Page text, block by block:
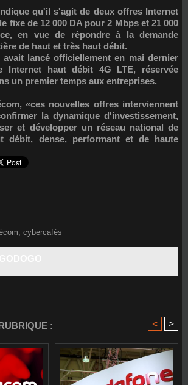
qu'il s'agit de deux offres Internet
fixe de 12 000 DA pour 2 Mbps et 21 000
en vue de répondre à la demande
de haut et très haut débit.
avait lancé officiellement en mai dernier
Internet haut débit 4G LTE, réservée
un premier temps aux entreprises.
«ces nouvelles offres interviennent
la dynamique d'investissement,
et développer un réseau national de
débit, dense, performant et de haute
cybercafés
: < >